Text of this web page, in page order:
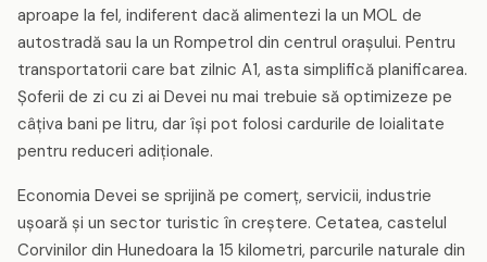
aproape la fel, indiferent dacă alimentezi la un MOL de
autostradă sau la un Rompetrol din centrul orașului. Pentru
transportatorii care bat zilnic A1, asta simplifică planificarea.
Șoferii de zi cu zi ai Devei nu mai trebuie să optimizeze pe
câțiva bani pe litru, dar își pot folosi cardurile de loialitate
pentru reduceri adiționale.
Economia Devei se sprijină pe comerț, servicii, industrie
ușoară și un sector turistic în creștere. Cetatea, castelul
Corvinilor din Hunedoara la 15 kilometri, parcurile naturale din